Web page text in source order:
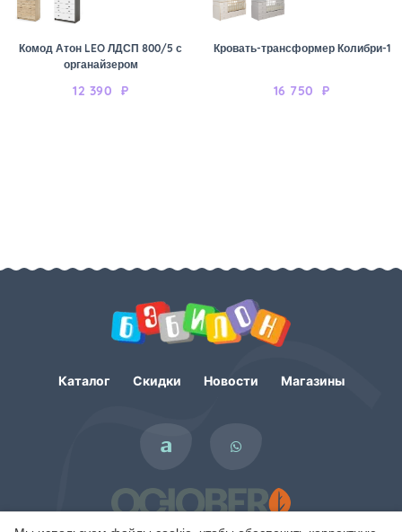
Комод Атон LEO ЛДСП 800/5 с
органайзером
12 390 ₽
Кровать-трансформер Колибри-1
16 750 ₽
Каталог Скидки Новости Магазины